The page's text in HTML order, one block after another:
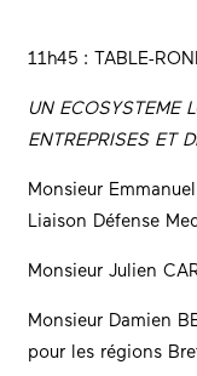
11h45 : TABLE-
UN ECOSYSTEME
ENTREPRISES ET
Monsieur
Liaison Défense
Monsieur Julien
Monsieur Damien
pour les régions